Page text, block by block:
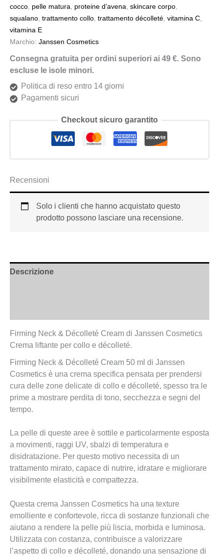
cocco pelle matura proteine d’avena skincare corpo
squalano trattamento collo trattamento décolleté vitamina C
vitamina E
Marchio: Janssen Cosmetics
Consegna gratuita per ordini superiori ai 49 €. Sono
escluse le isole minori.
Politica di reso entro 14 giorni
Pagamenti sicuri
Checkout sicuro garantito
Recensioni
Solo i clienti che hanno acquistato questo
prodotto possono lasciare una recensione.
Descrizione
Firming Neck & Décolleté Cream di Janssen Cosmetics
Crema liftante per collo e décolleté.
Firming Neck & Décolleté Cream 50 ml di Janssen
Cosmetics è una crema specifica pensata per prendersi
cura delle zone delicate di collo e décolleté, spesso tra le
prime a mostrare perdita di tono, secchezza e segni del
tempo.
La pelle di queste aree è sottile e particolarmente esposta
a movimenti, raggi UV, sbalzi di temperatura e
disidratazione. Per questo motivo necessita di un
trattamento mirato, capace di nutrire, idratare e migliorare
visibilmente elasticità e compattezza.
Questa crema Janssen Cosmetics ha una texture
emolliente e confortevole, ricca di sostanze funzionali che
aiutano a rendere la pelle più liscia, morbida e luminosa.
Utilizzata con costanza, contribuisce a valorizzare
l’aspetto di collo e décolleté, donando una sensazione di